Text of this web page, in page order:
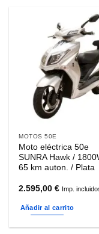
MOTOS 50E
Moto eléctrica 50e
SUNRA Hawk /
65 km auton. / Plata
2.595,00€ Imp.
Añadir al carrito